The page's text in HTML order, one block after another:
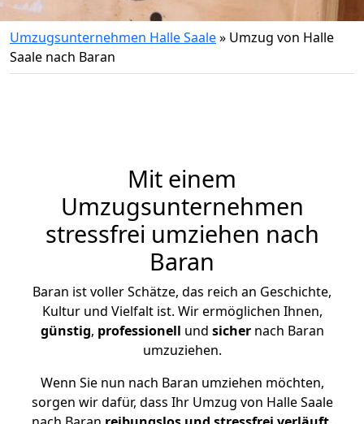
Umzugsunternehmen Halle Saale» Umzug von Halle
Saale nach Baran
Mit einem
Umzugsunternehmen
stressfrei umziehen nach
Baran
Baran ist voller Schätze, das reich an Geschichte,
Kultur und Vielfalt ist. Wir ermöglichen Ihnen,
günstig, professionell und sichernach Baran
umzuziehen.
Wenn Sie nun nach Baran umziehen möchten,
sorgen wir dafür, dass Ihr Umzug von Halle Saale